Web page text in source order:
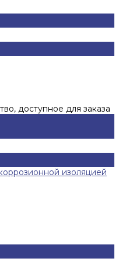
доступное для заказа
изоляцией